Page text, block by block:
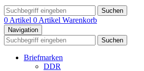
Suchen
0 Artikel 0 Artikel Warenkorb
Navigation
Suchen
Briefmarken
DDR